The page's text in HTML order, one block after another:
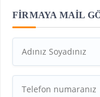
FİRMAYA MAİL